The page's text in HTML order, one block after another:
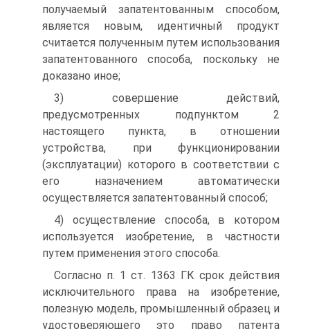
получаемый запатентованным способом,
является новым, идентичный продукт
считается полученным путем использования
запатентованного способа, поскольку не
доказано иное;
3) совершение действий,
предусмотренных подпунктом 2
настоящего пункта, в отношении
устройства, при функционировании
(эксплуатации) которого в соответствии с
его назначением автоматически
осуществляется запатентованный способ;
4) осуществление способа, в котором
используется изобретение, в частности
путем применения этого способа.
Согласно п. 1 ст. 1363 ГК срок действия
исключительного права на изобретение,
полезную модель, промышленный образец и
удостоверяющего это право патента